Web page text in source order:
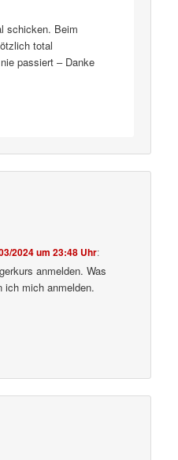
schicken. Beim
total
passiert – Danke
2024 um 23:48 Uhr:
anmelden. Was
ich mich anmelden.